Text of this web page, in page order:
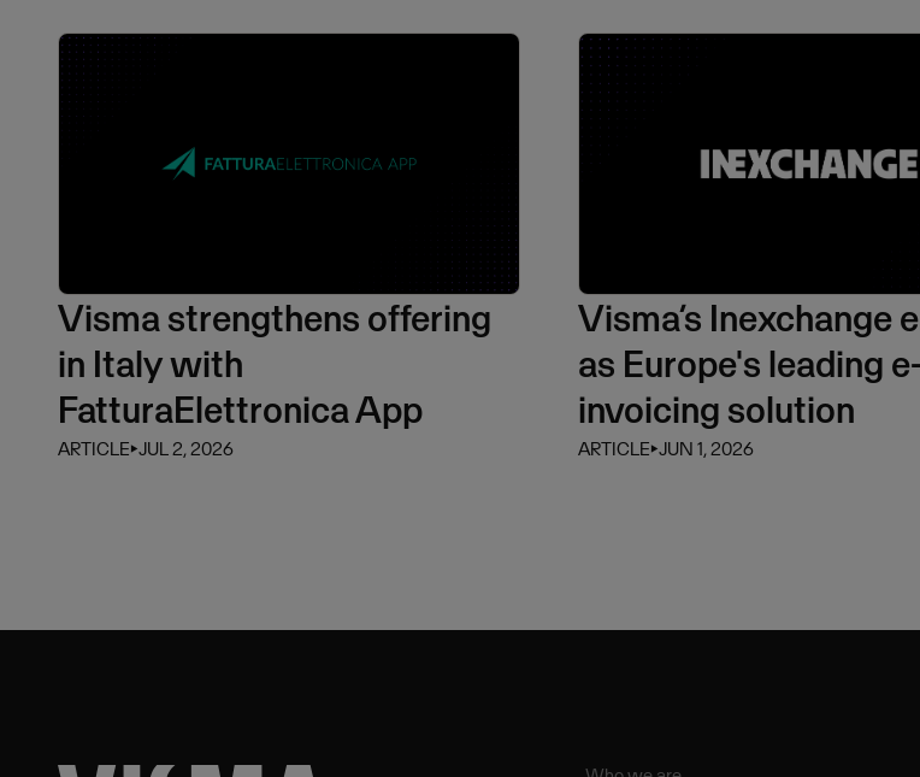
Visma strengthens offering
in Italy with
FatturaElettronica App
ARTICLE⏵JUL 2, 2026
Visma’s Inexchange
as Europe's leading
invoicing solution
ARTICLE⏵JUN 1, 2026